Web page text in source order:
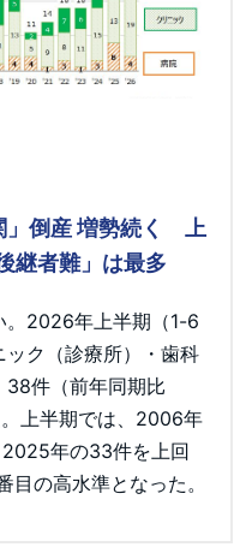
」倒産 増勢続く 上
継者難」は最多
。2026年上半期（1-6
ク（診療所）・歯科
38件（前年同期比
上半期では、2006年
年の33件を上回
の高水準となった。